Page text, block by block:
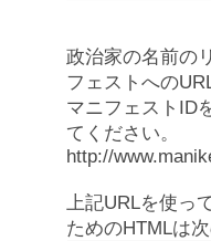
政治家の名前の
フェストへの
マニフェストID
てください。
http://
上記URLを使っ
ためのHTMLは次